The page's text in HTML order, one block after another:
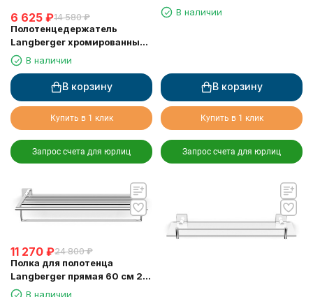
6 625 ₽14 580 ₽
Полотенцедержатель
Langberger хромированный
к стене двойной 60 см
11802A
В наличии
В корзину
Купить в 1 клик
Запрос счета для юрлиц
11303AВ наличии
В корзину
Купить в 1 клик
Запрос счета для юрлиц
11 270 ₽24 800 ₽
Полка для полотенца
Langberger прямая 60 см 2-х
этажная 11803B
В наличии